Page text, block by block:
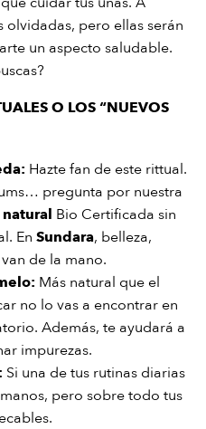
olvidadas, pero ellas serán
un aspecto saludable.
O LOS “NUEVOS
: Hazte fan de este rittual.
pregunta por nuestra
Bio Certificada sin
En Sundara, belleza,
de la mano.
: Más natural que el
no lo vas a encontrar en
Además, te ayudará a
impurezas.
: Si una de tus rutinas diarias
pero sobre todo tus